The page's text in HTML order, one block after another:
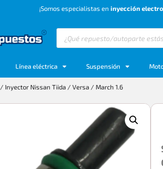
¡Somos especialistas en inyección
Línea eléctrica Suspensión
/ Inyector Nissan Tiida / Versa / March 1.6